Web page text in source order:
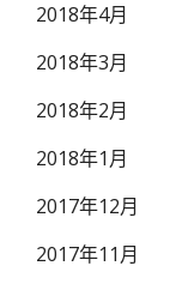
2018年4月
2018年3月
2018年2月
2018年1月
2017年12月
2017年11月